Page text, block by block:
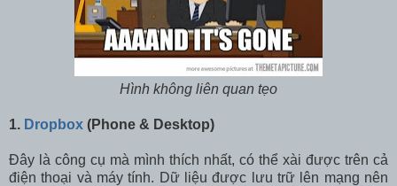
Hình không liên quan tẹo
1. Dropbox (Phone & Desktop)
Đây là công cụ mà mình thích nhất, có thể xài được trên cả
điện thoại và máy tính. Dữ liệu được lưu trữ lên mạng nên